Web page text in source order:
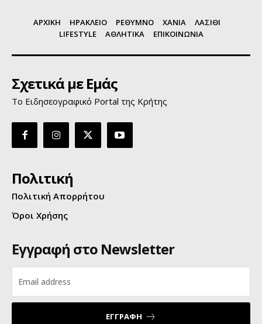
ΑΡΧΙΚΗ ΗΡΑΚΛΕΙΟ ΡΕΘΥΜΝΟ ΧΑΝΙΑ
ΛΑΣΙΘΙ
LIFESTYLE
ΑΘΛΗΤΙΚΑ ΕΠΙΚΟΙΝΩΝΙΑ
Σχετικά με Εμάς
Το Ειδησεογραφικό Portal της Κρήτης
Πολιτική
Πολιτική Απορρήτου
Όροι Χρήσης
Εγγραφή στο Newsletter
ΕΓΓΡΑΦΗ